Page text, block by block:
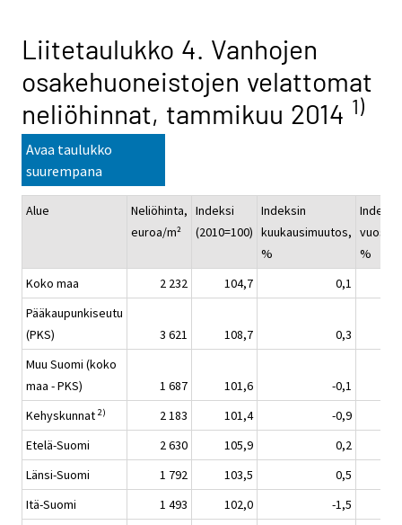
Liitetaulukko 4. Vanhojen
osakehuoneistojen velattomat
neliöhinnat, tammikuu 2014 1)
Avaa taulukko
suurempana
Alue
Neliöhinta,
euroa/m²
Indeksi
(2010=100)
Indeksin
kuukausimuutos,
%
%
Koko maa
2 232 104,7
0,1
Pääkaupunkiseutu
(PKS)
3 621 108,7
0,3
Muu Suomi (koko
maa - PKS)
1 687 101,6
-0,1
Kehyskunnat 2) 2 183 101,4
-0,9
Etelä-Suomi
2 630 105,9
0,2
Länsi-Suomi
1 792 103,5
0,5
Itä-Suomi
1 493 102,0
-1,5